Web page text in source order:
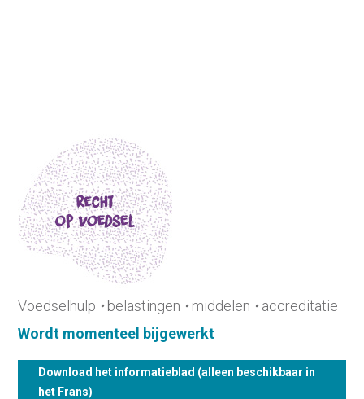
Voedselhulp • belastingen • middelen • accreditatie
Wordt momenteel bijgewerkt
Download het informatieblad (alleen beschikbaar in
het Frans)